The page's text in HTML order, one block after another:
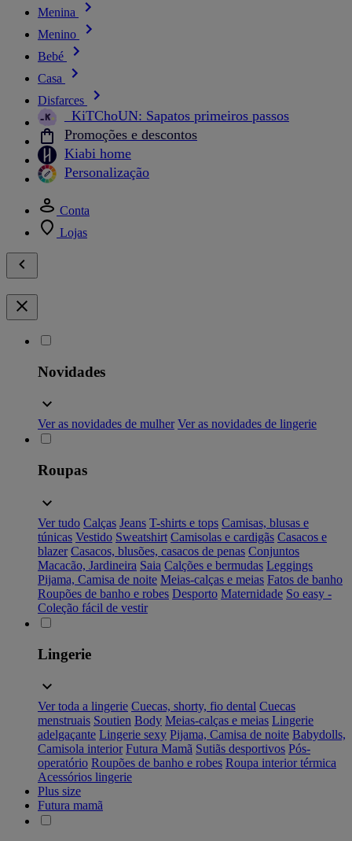
Menina
Menino
Bebé
Casa
Disfarces
_KiTChoUN: Sapatos primeiros passos
Promoções e descontos
Kiabi home
Personalização
Conta
Lojas
Novidades
Ver as novidades de mulher Ver as novidades de lingerie
Roupas
Ver tudo Calças Jeans T-shirts e tops Camisas, blusas e
túnicas Vestido Sweatshirt Camisolas e cardigãs Casacos e
blazer Casacos, blusões, casacos de penas Conjuntos
Macacão, Jardineira Saia Calções e bermudas Leggings
Pijama, Camisa de noite Meias-calças e meias Fatos de banho
Roupões de banho e robes Desporto Maternidade So easy -
Coleção fácil de vestir
Lingerie
Ver toda a lingerie Cuecas, shorty, fio dental Cuecas
menstruais Soutien Body Meias-calças e meias Lingerie
adelgaçante Lingerie sexy Pijama, Camisa de noite Babydolls,
Camisola interior Futura Mamã Sutiãs desportivos Pós-
operatório Roupões de banho e robes Roupa interior térmica
Acessórios lingerie
Plus size
Futura mamã